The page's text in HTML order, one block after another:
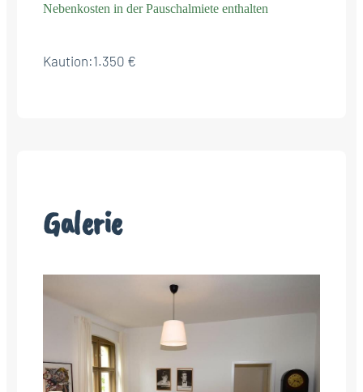
Nebenkosten in der Pauschalmiete enthalten
Kaution:1.350 €
Galerie